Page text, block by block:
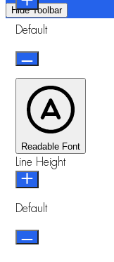
Hide Toolbar
Default
Readable Font
Line Height
Default